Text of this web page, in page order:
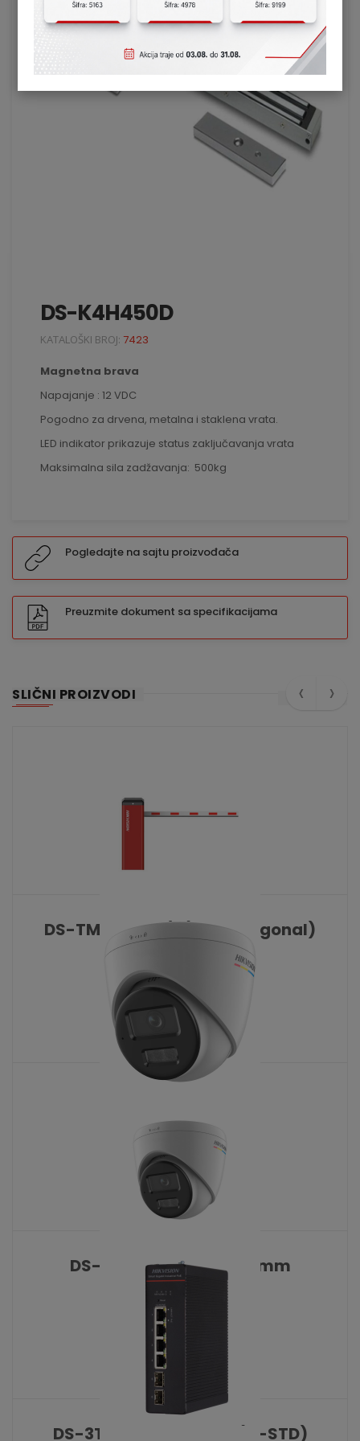
DS-K4H450D
KATALOŠKI BROJ: 7423
Magnetna brava
Napajanje : 12 VDC
Pogodno za drvena, metalna i staklena vrata.
LED indikator prikazuje status zaključavanja vrata
Maksimalna sila zadžavanja: 500kg
Pogledajte na sajtu proizvođača
Preuzmite dokument sa specifikacijama
SLIČNI PROIZVODI
DS-TMG520-H/B(3m octagonal)
KATALOŠKI BROJ: 10517
DS-2CD1327G3-LIU 2.8 mm
KATALOŠKI BROJ: 10478
DS-3T1506HP-SI-4P2F(O-STD)
‹ ›